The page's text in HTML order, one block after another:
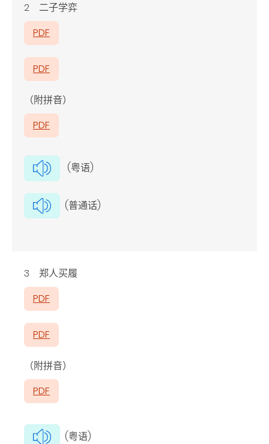
2 二子学弈
PDF
PDF
（附拼音）
PDF
(粤语)
(普通话)
3 郑人买履
PDF
PDF
（附拼音）
PDF
(粤语)